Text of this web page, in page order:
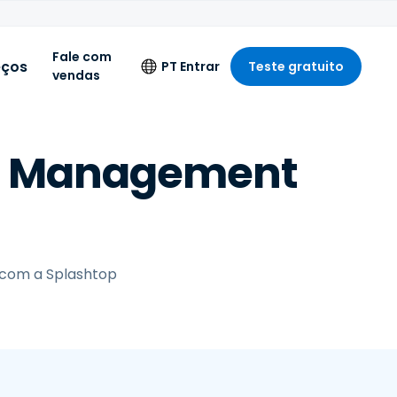
Fale com
vendas
PT
English
Deutsch
Entrar Teste gratuito
a Splashtop